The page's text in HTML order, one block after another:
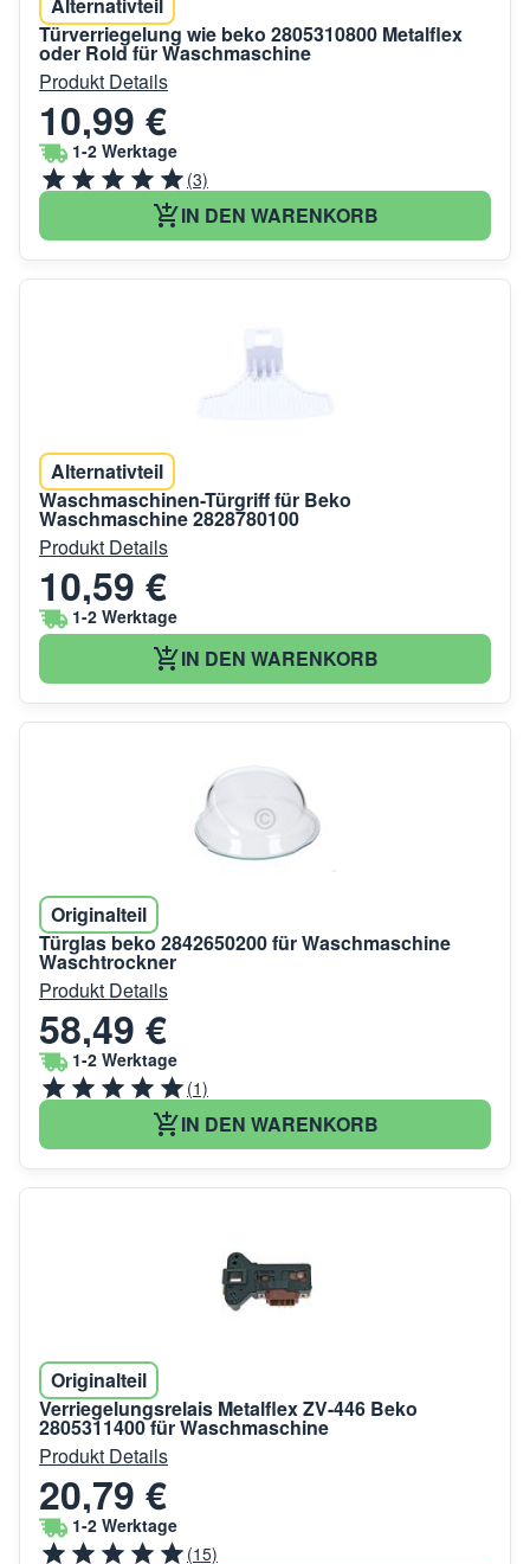
Türverriegelung wie beko 2805310800 Metalflex
oder Rold für Waschmaschine
Produkt Details
10,99 €
1-2 Werktage
(3)
IN DEN WARENKORB
Alternativteil
Waschmaschinen-Türgriff für Beko
Waschmaschine 2828780100
Produkt Details
10,59 €
1-2 Werktage
IN DEN WARENKORB
Originalteil
Türglas beko 2842650200 für Waschmaschine
Waschtrockner
Produkt Details
58,49 €
1-2 Werktage
(1)
IN DEN WARENKORB
Originalteil
Verriegelungsrelais Metalflex ZV-446 Beko
2805311400 für Waschmaschine
Produkt Details
20,79 €
1-2 Werktage
(15)